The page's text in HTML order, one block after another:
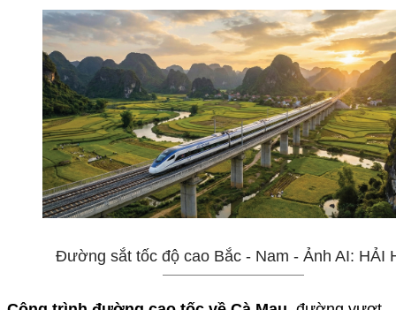
Đường sắt tốc độ cao Bắc - Nam - Ảnh AI: HẢI